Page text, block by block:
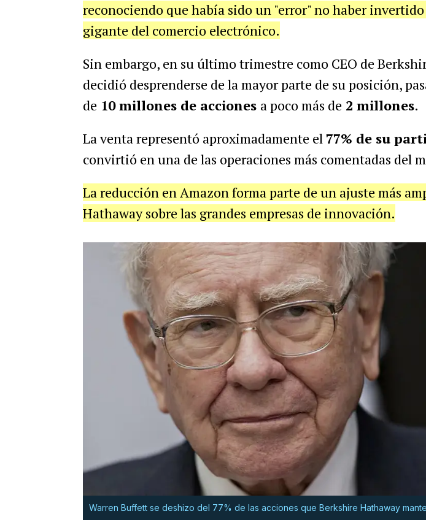
reconociendo que había sido un "error" no haber
gigante del comercio electrónico.
Sin embargo, en su último trimestre como CEO de
decidió desprenderse de la mayor parte de su posición,
de 10 millones de acciones a poco más de 2 millones.
La venta representó aproximadamente el77% de su
convirtió en una de las operaciones más comentadas del
La reducción en Amazon forma parte de un ajuste más
Hathaway sobre las grandes empresas de innovación.
Warren Buffett se deshizo del 77% de las acciones que Berkshire Hathaway